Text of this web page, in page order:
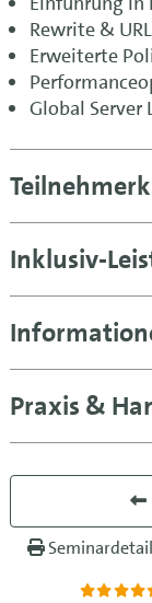
Rewrite &
Erweiterte
Global Server
Inklusiv-
Praxis &